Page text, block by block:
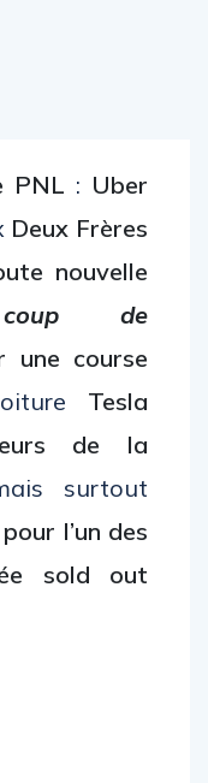
PNL : Uber
Deux Frères
nouvelle
de
une course
Tesla
de la
surtout
l’un des
sold out